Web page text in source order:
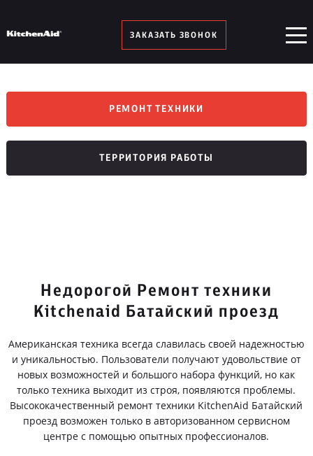
ЗАКАЗАТЬ ЗВОНОК
РЕМОНТ ТЕХНИКИ
ТЕРРИТОРИЯ РАБОТЫ
Недорогой Ремонт техники
Kitchenaid Батайский проезд
Американская техника всегда славилась своей надежностью
и уникальностью. Пользователи получают удовольствие от
новых возможностей и большого набора функций, но как
только техника выходит из строя, появляются проблемы.
Высококачественный ремонт техники KitchenAid Батайский
проезд возможен только в авторизованном сервисном
центре с помощью опытных профессионалов.